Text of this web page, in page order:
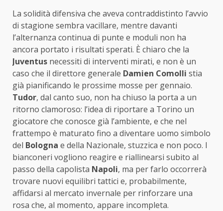
La solidità difensiva che aveva contraddistinto l’avvio
di stagione sembra vacillare, mentre davanti
l’alternanza continua di punte e moduli non ha
ancora portato i risultati sperati. È chiaro che la
Juventus necessiti di interventi mirati, e non è un
caso che il direttore generale Damien Comolli stia
già pianificando le prossime mosse per gennaio.
Tudor, dal canto suo, non ha chiuso la porta a un
ritorno clamoroso: l’idea di riportare a Torino un
giocatore che conosce già l’ambiente, e che nel
frattempo è maturato fino a diventare uomo simbolo
del Bologna e della Nazionale, stuzzica e non poco. I
bianconeri vogliono reagire e riallinearsi subito al
passo della capolista Napoli, ma per farlo occorrerà
trovare nuovi equilibri tattici e, probabilmente,
affidarsi al mercato invernale per rinforzare una
rosa che, al momento, appare incompleta.